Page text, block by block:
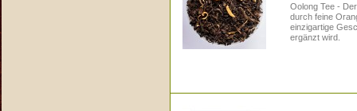
Oolong Tee -
durch feine
einzigartige
ergänzt wird.